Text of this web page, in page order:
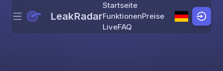
Skip to content
Menu LeakRadar
Startseite
FunktionenPreise
LiveFAQ